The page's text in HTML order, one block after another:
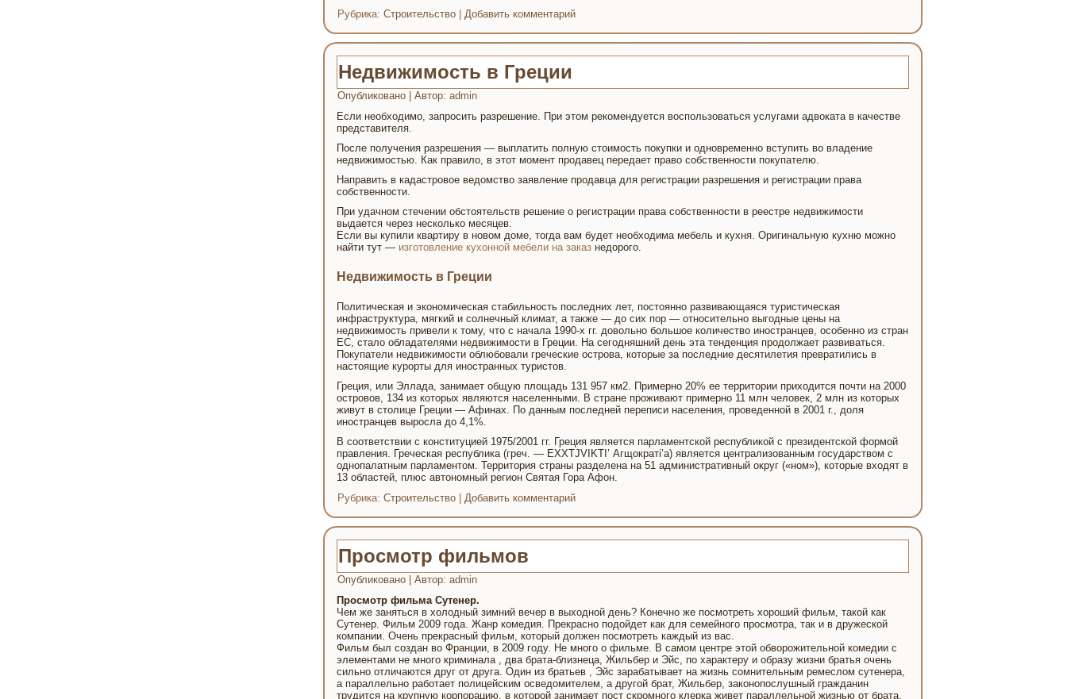
Рубрика: Строительство Добавить комментарий
Недвижимость в Греции
Опубликовано Автор: admin
Если необходимо, запросить разрешение. При этом рекомендуется воспользоваться услугами адвоката в качестве
представителя.
После получения разрешения — выплатить полную стоимость покупки и одновременно вступить во владение
недвижимостью. Как правило, в этот момент продавец передает право собственности покупателю.
Направить в кадастровое ведомство заявление продавца для регистрации разрешения и регистрации права
собственности.
При удачном стечении обстоятельств решение о регистрации права собственности в реестре недвижимости
выдается через несколько месяцев.
Если вы купили квартиру в новом доме, тогда вам будет необходима мебель и кухня. Оригинальную кухню можно
найти тут — изготовление кухонной мебели на заказ недорого.
Недвижимость в Греции
Политическая и экономическая стабильность последних лет, постоянно развивающаяся туристическая
инфраструктура, мягкий и солнечный климат, а также — до сих пор — относительно выгодные цены на
недвижимость привели к тому, что с начала 1990-х гг. довольно большое количество иностранцев, особенно из стран
ЕС, стало обладателями недвижимости в Греции. На сегодняшний день эта тенденция продолжает развиваться.
Покупатели недвижимости облюбовали греческие острова, которые за последние десятилетия превратились в
настоящие курорты для иностранных туристов.
Греция, или Эллада, занимает общую площадь 131 957 км2. Примерно 20% ее территории приходится почти на 2000
островов, 134 из которых являются населенными. В стране проживают примерно 11 млн человек, 2 млн из которых
живут в столице Греции — Афинах. По данным последней переписи населения, проведенной в 2001 г., доля
иностранцев выросла до 4,1%.
В соответствии с конституцией 1975/2001 гг. Греция является парламентской республикой с президентской формой
правления. Греческая республика (греч. — EXXTJVIKTI’ Агщократі’а) является централизованным государством с
однопалатным парламентом. Территория страны разделена на 51 административный округ («ном»), которые входят в
13 областей, плюс автономный регион Святая Гора Афон.
Рубрика: Строительство Добавить комментарий
Просмотр фильмов
Опубликовано Автор: admin
Просмотр фильма Сутенер.
Чем же заняться в холодный зимний вечер в выходной день? Конечно же посмотреть хороший фильм, такой как
Сутенер. Фильм 2009 года. Жанр комедия. Прекрасно подойдет как для семейного просмотра, так и в дружеской
компании. Очень прекрасный фильм, который должен посмотреть каждый из вас.
Фильм был создан во Франции, в 2009 году. Не много о фильме. В самом центре этой обворожительной комедии с
элементами не много криминала , два брата-близнеца, Жильбер и Эйс, по характеру и образу жизни братья очень
сильно отличаются друг от друга. Один из братьев , Эйс зарабатывает на жизнь сомнительным ремеслом сутенера,
а параллельно работает полицейским осведомителем, а другой брат, Жильбер, законопослушный гражданин
трудится на крупную корпорацию, в которой занимает пост скромного клерка живет параллельной жизнью от брата,